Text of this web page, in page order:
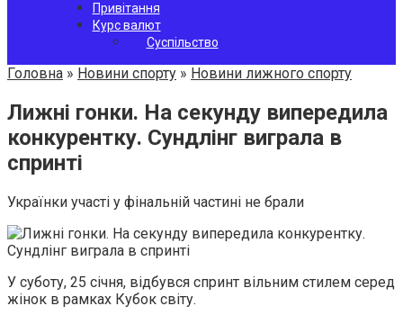
Привітання
Курс валют
Суспільство
Головна » Новини спорту » Новини лижного спорту
Лижні гонки. На секунду випередила
конкурентку. Сундлінг виграла в
спринті
Українки участі у фінальній частині не брали
У суботу, 25 січня, відбувся спринт вільним стилем серед
жінок в рамках Кубок світу.